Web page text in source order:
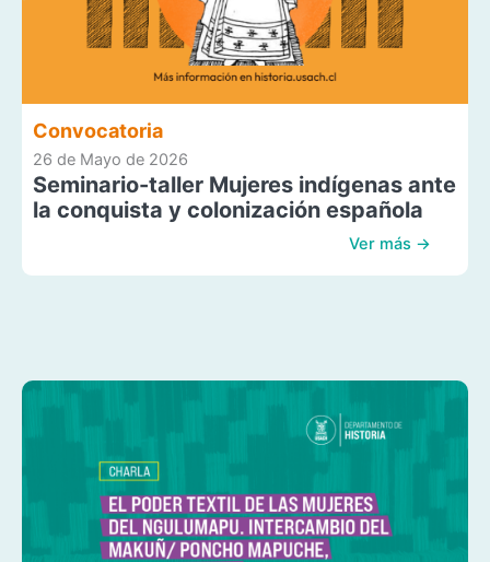
Convocatoria
26 de Mayo de 2026
Seminario-taller Mujeres indígenas ante
la conquista y colonización española
Ver más →